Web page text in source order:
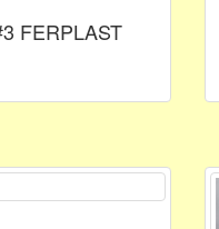
FERPLAST